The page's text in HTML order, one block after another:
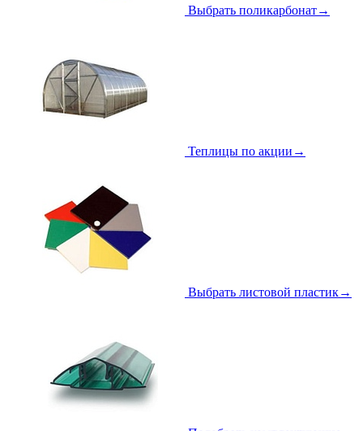
Выбрать поликарбонат→
Теплицы по акции →
Выбрать листовой пластик→